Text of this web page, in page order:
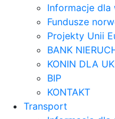
Informacje dla
Fundusze
Projekty Unii
BANK
KONIN DLA
BIP
KONTAKT
Transport